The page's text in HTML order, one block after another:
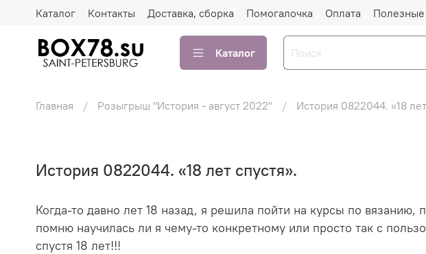
Каталог Контакты Доставка, сборка Помогалочка Оплата Полезные
Каталог
Главная Розыгрыш "История - август 2022" История 0822044. «18
История 0822044. «18 лет спустя».
Когда-то давно лет 18 назад, я решила пойти на курсы по
помню научилась ли я чему-то конкретному или просто так с
спустя 18 лет!!!